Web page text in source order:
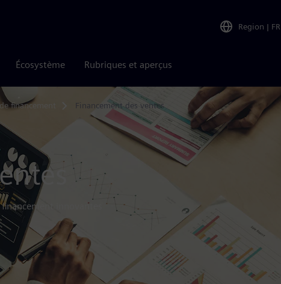
Region | FR
Écosystème Rubriques et aperçus
financement Financement des ventes
innovantes